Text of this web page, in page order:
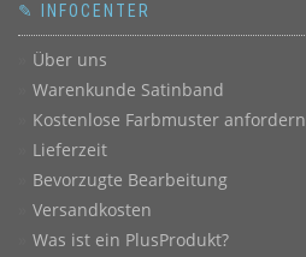
✎ INFOCENTER
Über uns
Warenkunde Satinband
Kostenlose Farbmuster anfordern
Lieferzeit
Bevorzugte Bearbeitung
Versandkosten
Was ist ein PlusProdukt?